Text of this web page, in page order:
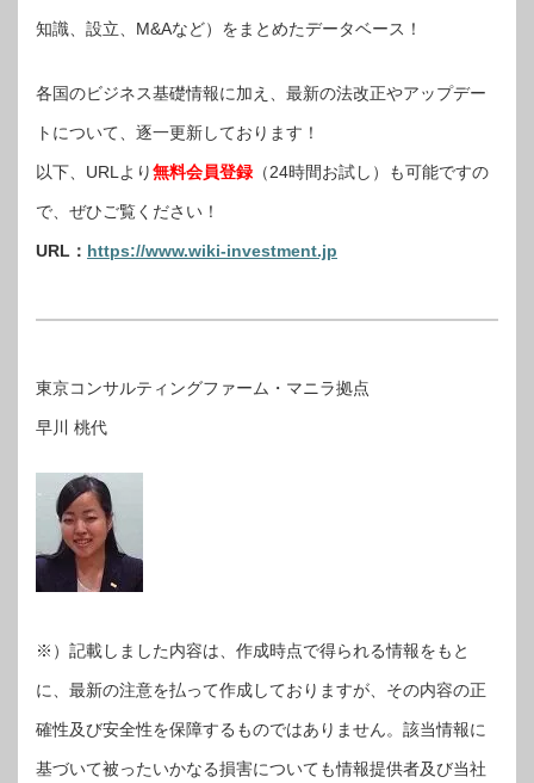
知識、設立、M&Aなど）をまとめたデータベース！
各国のビジネス基礎情報に加え、最新の法改正やアップデー
トについて、逐一更新しております！
以下、URLより無料会員登録 （24時間お試し）も可能ですの
で、ぜひご覧ください！
URL： https://www.wiki-investment.jp
東京コンサルティングファーム・マニラ拠点
早川 桃代
※）記載しました内容は、作成時点で得られる情報をもと
に、最新の注意を払って作成しておりますが、その内容の正
確性及び安全性を保障するものではありません。該当情報に
基づいて被ったいかなる損害についても情報提供者及び当社